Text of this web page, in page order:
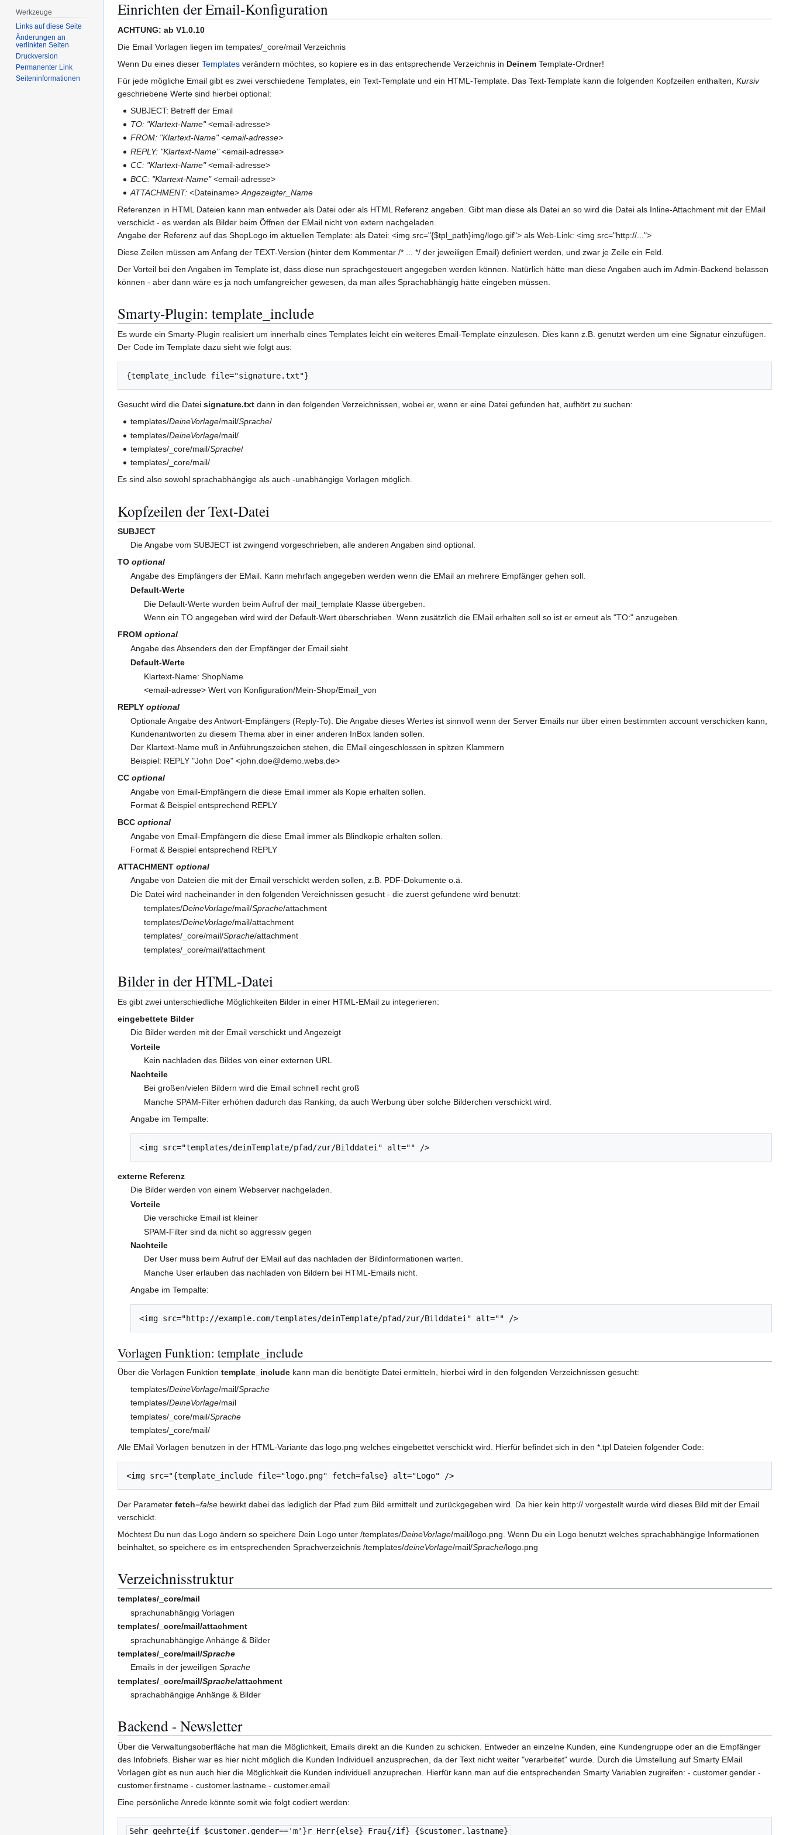
Einrichten der Email-Konfiguration
ACHTUNG: ab V1.0.10
Die Email Vorlagen liegen im tempates/_core/mail Verzeichnis
Wenn Du eines dieser Templates verändern möchtes, so kopiere es in das entsprechende Verzeichnis in Deinem Template-Ordner!
Für jede mögliche Email gibt es zwei verschiedene Templates, ein Text-Template und ein HTML-Template. Das Text-Template kann die folgenden Kopfzeilen enthalten, Kursiv
geschriebene Werte sind hierbei optional:
SUBJECT: Betreff der Email
TO: "Klartext-Name"<email-adresse>
FROM: "Klartext-Name" <email-adresse>
REPLY: "Klartext-Name"<email-adresse>
CC: "Klartext-Name"<email-adresse>
BCC: "Klartext-Name"<email-adresse>
ATTACHMENT: <Dateiname>Angezeigter_Name
Referenzen in HTML Dateien kann man entweder als Datei oder als HTML Referenz angeben. Gibt man diese als Datei an so wird die Datei als Inline-Attachment mit der EMail
verschickt - es werden als Bilder beim Öffnen der EMail nicht von extern nachgeladen.
Angabe der Referenz auf das ShopLogo im aktuellen Template: als Datei: <img src="{$tpl_path}img/logo.gif"> als Web-Link: <img src="http://...">
Diese Zeilen müssen am Anfang der TEXT-Version (hinter dem Kommentar /* ... */ der jeweiligen Email) definiert werden, und zwar je Zeile ein Feld.
Der Vorteil bei den Angaben im Template ist, dass diese nun sprachgesteuert angegeben werden können. Natürlich hätte man diese Angaben auch im Admin-Backend belassen
können - aber dann wäre es ja noch umfangreicher gewesen, da man alles Sprachabhängig hätte eingeben müssen.
Smarty-Plugin: template_include
Es wurde ein Smarty-Plugin realisiert um innerhalb eines Templates leicht ein weiteres Email-Template einzulesen. Dies kann z.B. genutzt werden um eine Signatur einzufügen.
Der Code im Template dazu sieht wie folgt aus:
Gesucht wird die Datei signature.txt dann in den folgenden Verzeichnissen, wobei er, wenn er eine Datei gefunden hat, aufhört zu suchen:
templates/DeineVorlage/mail/Sprache/
templates/DeineVorlage/mail/
templates/_core/mail/Sprache/
templates/_core/mail/
Es sind also sowohl sprachabhängige als auch -unabhängige Vorlagen möglich.
Kopfzeilen der Text-Datei
SUBJECT
Die Angabe vom SUBJECT ist zwingend vorgeschrieben, alle anderen Angaben sind optional.
TO optional
Angabe des Empfängers der EMail. Kann mehrfach angegeben werden wenn die EMail an mehrere Empfänger gehen soll.
Default-Werte
Die Default-Werte wurden beim Aufruf der mail_template Klasse übergeben.
Wenn ein TO angegeben wird wird der Default-Wert überschrieben. Wenn zusätzlich die EMail erhalten soll so ist er erneut als "TO:" anzugeben.
FROM optional
Angabe des Absenders den der Empfänger der Email sieht.
Default-Werte
Klartext-Name: ShopName
<email-adresse> Wert von Konfiguration/Mein-Shop/Email_von
REPLY optional
Optionale Angabe des Antwort-Empfängers (Reply-To). Die Angabe dieses Wertes ist sinnvoll wenn der Server Emails nur über einen bestimmten account verschicken kann,
Kundenantworten zu diesem Thema aber in einer anderen InBox landen sollen.
Der Klartext-Name muß in Anführungszeichen stehen, die EMail eingeschlossen in spitzen Klammern
Beispiel: REPLY "John Doe" <john.doe@demo.webs.de>
CC optional
Angabe von Email-Empfängern die diese Email immer als Kopie erhalten sollen.
Format & Beispiel entsprechend REPLY
BCC optional
Angabe von Email-Empfängern die diese Email immer als Blindkopie erhalten sollen.
Format & Beispiel entsprechend REPLY
ATTACHMENT optional
Angabe von Dateien die mit der Email verschickt werden sollen, z.B. PDF-Dokumente o.ä.
Die Datei wird nacheinander in den folgenden Vereichnissen gesucht - die zuerst gefundene wird benutzt:
templates/DeineVorlage/mail/Sprache/attachment
templates/DeineVorlage/mail/attachment
templates/_core/mail/Sprache/attachment
templates/_core/mail/attachment
Bilder in der HTML-Datei
Es gibt zwei unterschiedliche Möglichkeiten Bilder in einer HTML-EMail zu integerieren:
eingebettete Bilder
Die Bilder werden mit der Email verschickt und Angezeigt
Vorteile
Kein nachladen des Bildes von einer externen URL
Nachteile
Bei großen/vielen Bildern wird die Email schnell recht groß
Manche SPAM-Filter erhöhen dadurch das Ranking, da auch Werbung über solche Bilderchen verschickt wird.
Angabe im Tempalte:
<img src="templates/deinTemplate/pfad/zur/Bilddatei" alt="" />
externe Referenz
Die Bilder werden von einem Webserver nachgeladen.
Vorteile
Die verschicke Email ist kleiner
SPAM-Filter sind da nicht so aggressiv gegen
Nachteile
Der User muss beim Aufruf der EMail auf das nachladen der Bildinformationen warten.
Manche User erlauben das nachladen von Bildern bei HTML-Emails nicht.
Angabe im Tempalte:
<img src="http://example.com/templates/deinTemplate/pfad/zur/Bilddatei" alt="" />
Vorlagen Funktion: template_include
Über die Vorlagen Funktion template_include kann man die benötigte Datei ermitteln, hierbei wird in den folgenden Verzeichnissen gesucht:
templates/DeineVorlage/mail/Sprache
templates/DeineVorlage/mail
templates/_core/mail/Sprache
templates/_core/mail/
Alle EMail Vorlagen benutzen in der HTML-Variante das logo.png welches eingebettet verschickt wird. Hierfür befindet sich in den *.tpl Dateien folgender Code:
Der Parameter fetch=false bewirkt dabei das lediglich der Pfad zum Bild ermittelt und zurückgegeben wird. Da hier kein http:// vorgestellt wurde wird dieses Bild mit der Email
verschickt.
Möchtest Du nun das Logo ändern so speichere Dein Logo unter /templates/DeineVorlage/mail/logo.png. Wenn Du ein Logo benutzt welches sprachabhängige Informationen
beinhaltet, so speichere es im entsprechenden Sprachverzeichnis /templates/deineVorlage/mail/Sprache/logo.png
Verzeichnisstruktur
templates/_core/mail
sprachunabhängig Vorlagen
templates/_core/mail/attachment
sprachunabhängige Anhänge & Bilder
templates/_core/mail/Sprache
Emails in der jeweiligenSprache
templates/_core/mail/Sprache/attachment
sprachabhängige Anhänge & Bilder
Backend - Newsletter
Über die Verwaltungsoberfläche hat man die Möglichkeit, Emails direkt an die Kunden zu schicken. Entweder an einzelne Kunden, eine Kundengruppe oder an die Empfänger
des Infobriefs. Bisher war es hier nicht möglich die Kunden Individuell anzusprechen, da der Text nicht weiter "verarbeitet" wurde. Durch die Umstellung auf Smarty EMail
Vorlagen gibt es nun auch hier die Möglichkeit die Kunden individuell anzuprechen. Hierfür kann man auf die entsprechenden Smarty Variablen zugreifen: - customer.gender -
customer.firstname - customer.lastname - customer.email
Eine persönliche Anrede könnte somit wie folgt codiert werden:
Sehr geehrte{if $customer.gender=='m'}r Herr{else} Frau{/if} {$customer.lastname}
Werkzeuge
Links auf diese Seite
Änderungen an
verlinkten Seiten
Druckversion
Permanenter Link
Seiten­­informationen